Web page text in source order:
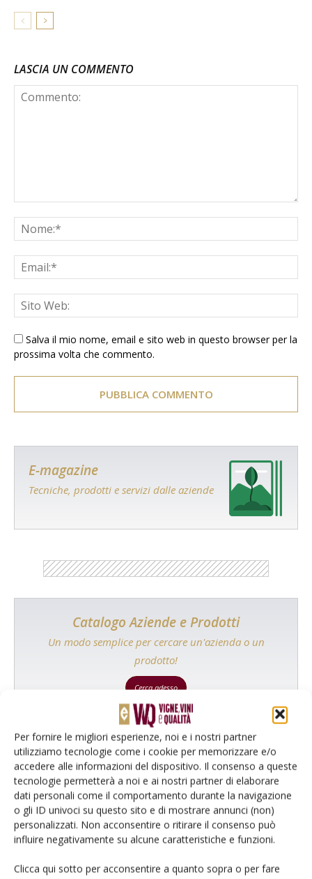
Per fornire le migliori esperienze, noi e i nostri partner
utilizziamo tecnologie come i cookie per memorizzare e/o
accedere alle informazioni del dispositivo. Il consenso a queste
tecnologie permetterà a noi e ai nostri partner di elaborare
dati personali come il comportamento durante la navigazione
o gli ID univoci su questo sito e di mostrare annunci (non)
personalizzati. Non acconsentire o ritirare il consenso può
influire negativamente su alcune caratteristiche e funzioni.
Clicca qui sotto per acconsentire a quanto sopra o per fare
LASCIA UN COMMENTO
Salva il mio nome, email e sito web in questo browser per la
prossima volta che commento.
E-magazine
Tecniche, prodotti e servizi dalle aziende
Catalogo Aziende e Prodotti
Un modo semplice per cercare un'azienda o un
prodotto!
Cerca adesso
L'Esperto risponde
I consigli di Terra e Vita agli agricoltori
Cerca adesso